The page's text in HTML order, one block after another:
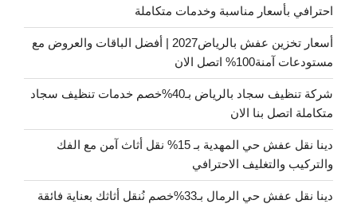
احترافي بأسعار مناسبة وخدمات متكاملة
أسعار تخزين عفش بالرياض2027 | أفضل الباقات والعروض مع
مستودعات آمنة100% اتصل الان
شركة تنظيف سجاد بالرياض بـ40%خصم خدمات تنظيف سجاد
متكاملة اتصل بنا الان
دينا نقل عفش حي المهدية بـ 15% نقل أثاث آمن مع الفك
والتركيب والتغليف الاحترافي
دينا نقل عفش حي الرمال بـ33%خصم نُنقل أثاثك بعناية فائقة